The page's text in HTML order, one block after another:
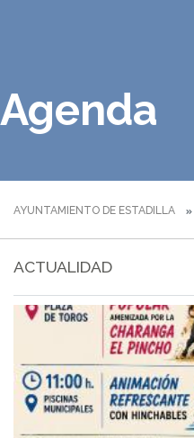
Agenda
AYUNTAMIENTO DE ESTADILLA
ACTUALIDAD